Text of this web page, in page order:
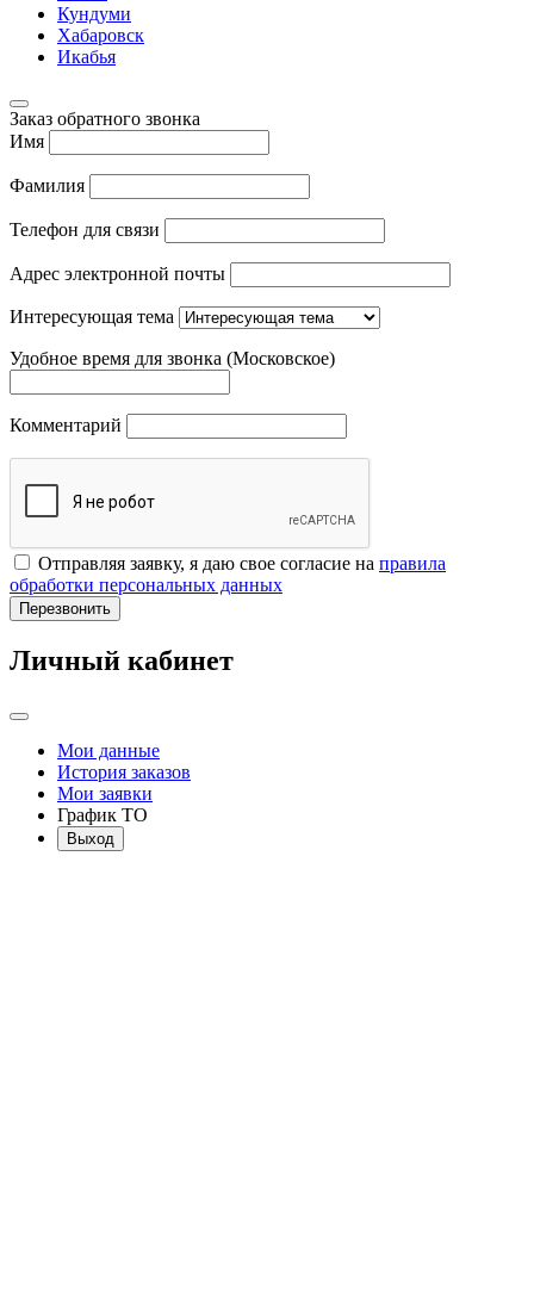
Кундуми
Хабаровск
Икабья
Заказ обратного звонка
Имя
Фамилия
Телефон для связи
Адрес электронной почты
Интересующая тема
Удобное время для звонка (Московское)
Комментарий
Отправляя заявку, я даю свое согласие на правила
обработки персональных данных
Перезвонить
Личный кабинет
Мои данные
История заказов
Мои заявки
График ТО
Выход